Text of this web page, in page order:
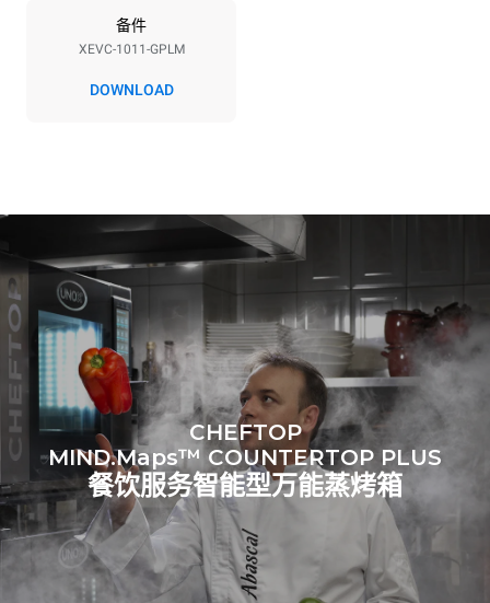
电力能耗（kWh）
二氧化碳数据来
源：
假设每天使用烤箱(300天/年)：
6次轻载烤鸡(载量为20%)
1次满载烘烤土豆
3次满载蒸汽烹饪
180°C空烤箱2小时
假设每周使用以下清洗程序(42
周/年)：
1次长时清洗
1次中时清洗
备件
XEVC-1011-GPLM
DOWNLOAD
CHEFTOP
MIND.Maps™ COUNTERTOP PLUS
餐饮服务智能型万能蒸烤箱